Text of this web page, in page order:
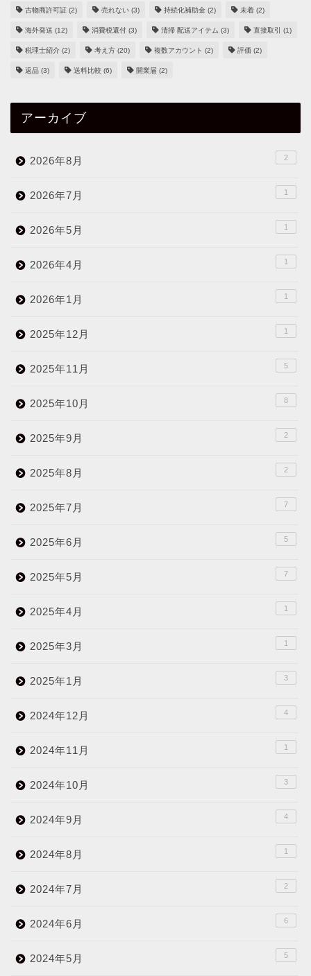
古物商許可証 (2) 売れない (3) 持続化補助金 (2) 未着 (2)
海外発送 (12) 消費税還付 (3) 清掃 配送アイテム (3) 直接取引 (1)
税理士紹介 (2) 考え方 (20) 複数アカウント (2) 評価 (2)
返品 (3) 送料比較 (6) 開業届 (2)
アーカイブ
2026年8月 2
2026年7月 1
2026年5月 1
2026年4月 1
2026年1月 1
2025年12月 1
2025年11月 5
2025年10月 8
2025年9月 2
2025年8月 2
2025年7月 7
2025年6月 5
2025年5月 7
2025年4月 1
2025年3月 1
2025年1月 3
2024年12月 4
2024年11月 1
2024年10月 3
2024年9月 4
2024年8月 1
2024年7月 2
2024年6月 6
2024年5月 5